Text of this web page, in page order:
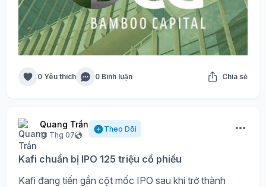
0 Yêu thích 0 Bình luận Chia sẻ
Quang Trần
13 Thg 07
Theo Dõi
Kafi chuẩn bị IPO 125 triệu cổ phiếu
Kafi đang tiến gần cột mốc IPO sau khi trở thành